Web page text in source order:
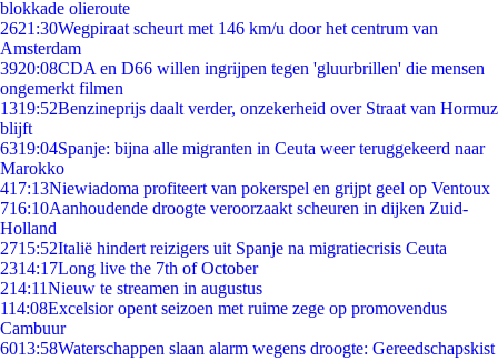
blokkade olieroute
2621:30Wegpiraat scheurt met 146 km/u door het centrum van
Amsterdam
3920:08CDA en D66 willen ingrijpen tegen 'gluurbrillen' die mensen
ongemerkt filmen
1319:52Benzineprijs daalt verder, onzekerheid over Straat van Hormuz
blijft
6319:04Spanje: bijna alle migranten in Ceuta weer teruggekeerd naar
Marokko
417:13Niewiadoma profiteert van pokerspel en grijpt geel op Ventoux
716:10Aanhoudende droogte veroorzaakt scheuren in dijken Zuid-
Holland
2715:52Italië hindert reizigers uit Spanje na migratiecrisis Ceuta
2314:17Long live the 7th of October
214:11Nieuw te streamen in augustus
114:08Excelsior opent seizoen met ruime zege op promovendus
Cambuur
6013:58Waterschappen slaan alarm wegens droogte: Gereedschapskist